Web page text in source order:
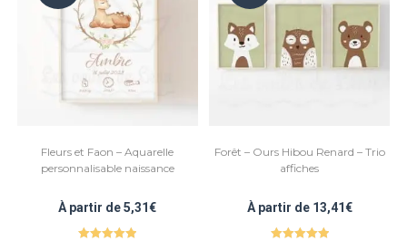
Fleurs et Faon – Aquarelle
personnalisable naissance
À partir de5,31€
Forêt – Ours Hibou Renard – Trio
affiches
À partir de 13,41€